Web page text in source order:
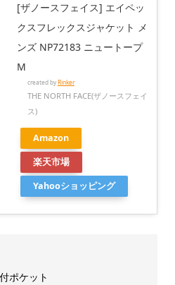
[ザノースフェイス] エイペッ
クスフレックスジャケット メ
ンズ NP72183 ニュートープ
M
created byRinker
THE NORTH FACE(ザノースフェイ
ス)
Amazon
楽天市場
Yahooショッピング
ポケット